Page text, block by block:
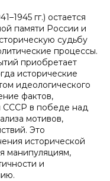
гг.) остается
памяти России и
судьбу
процессы.
приобретает
исторические
идеологического
фактов,
СССР в победе над
мотивов,
Это
исторической
манипуляциям,
и